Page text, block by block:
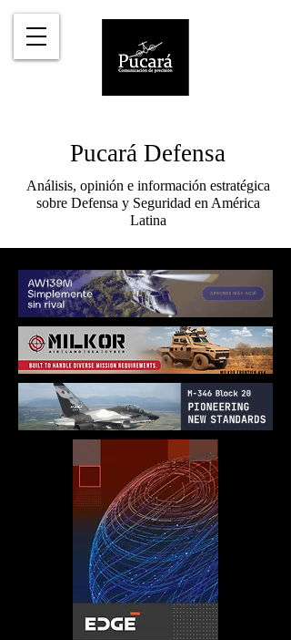
Pucará Defensa
Análisis, opinión e información estratégica
sobre Defensa y Seguridad en América
Latina